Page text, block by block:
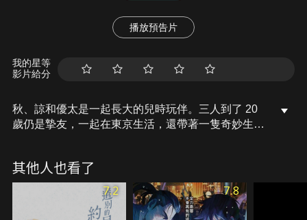
播放預告片
我的星等
影片給分
秋、諒和優太是一起長大的兒時玩伴。三人到了 20
歲仍是摯友，一起在東京生活，還帶著一隻奇妙生物
見對方心聲，這是只有他們才知道的祕密。然而，某
起事件卻讓「芙雷嚕」的另一個隱藏能力浮現，撼動
其他人也看了
7.2 7.8